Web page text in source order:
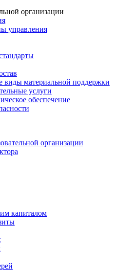
организации
управления
материальной поддержки
услуги
обеспечение
организации
капиталом